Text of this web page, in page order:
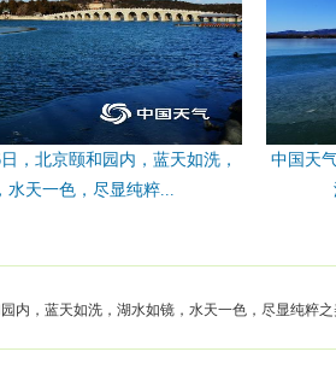
，北京颐和园内，蓝天如洗，
水天一色，尽显纯粹...
中国天
内，蓝天如洗，湖水如镜，水天一色，尽显纯粹